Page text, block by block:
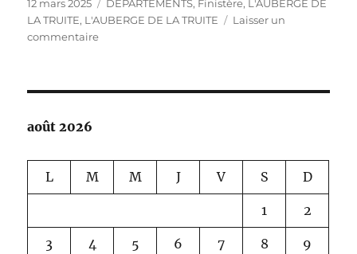
le
12 mars 2025 DEPARTEMENTS, Finistère, L'AUBERGE DE
LA TRUITE, L'AUBERGE DE LA TRUITE
Laisser un
commentairesur
août 2026
L M M J V S D
1 2
3 4 5 6 7 8 9